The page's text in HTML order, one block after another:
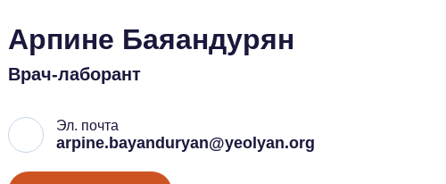
Арпине Баяандурян
Врач-лаборант
Эл. почта
arpine.bayanduryan@yeolyan.org